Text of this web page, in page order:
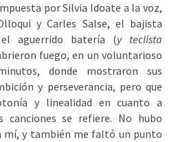
por Silvia Idoate a la voz,
y Carles Salse, el bajista
aguerrido batería (y teclista
fuego, en un voluntarioso
donde mostraron sus
y perseverancia, pero que
y linealidad en cuanto a
canciones se refiere. No hubo
mí, y también me faltó un punto